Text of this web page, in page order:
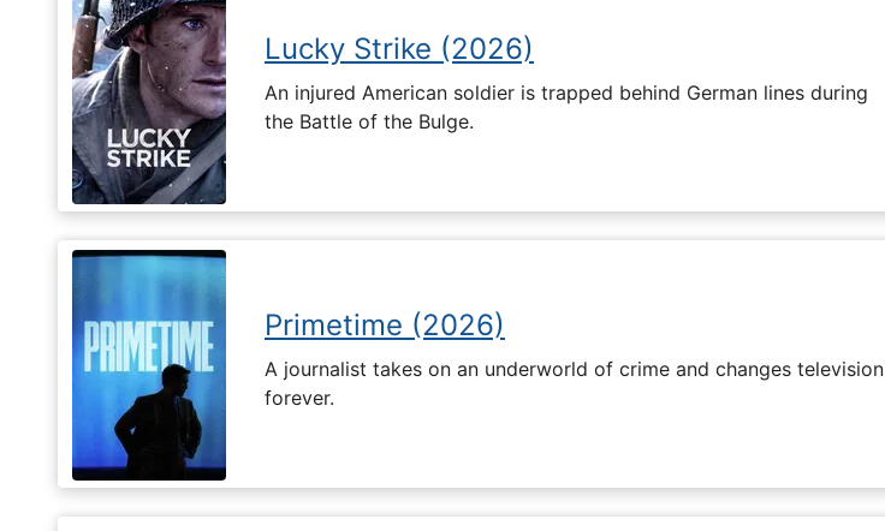
Lucky Strike (2026)
An injured American soldier is trapped behind German lines during
the Battle of the Bulge.
Primetime (2026)
A journalist takes on an underworld of crime and changes television
forever.